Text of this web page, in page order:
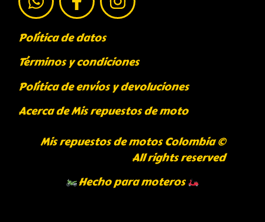
Política de datos
Términos y condiciones
Política de envíos y devoluciones
Acerca de Mis repuestos de moto
Mis repuestos de motos Colombia ©
All rights reserved
Hecho para moteros